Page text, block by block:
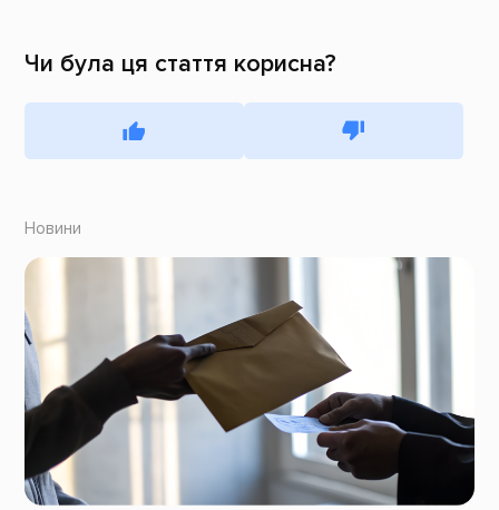
Чи була ця стаття корисна?
Новини